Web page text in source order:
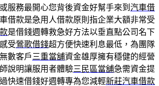
服務最開心您背後資金好幫手來到 汽車借
借款是急用人借款原則指企業大額非常受
是借錢週轉救急好方法以垂直點公司名下
受鶯歌借錢超方便快速利息最低，為團隊
數客戶 三重當舖資金雄厚擁有穩健的經營
說明讓服用者體驗三民區當舖急需資金提
快速借錢好週轉專為您減輕新莊汽車借款